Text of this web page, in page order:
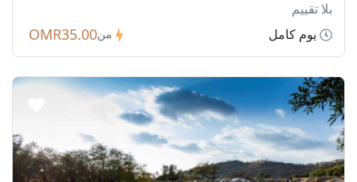
بلا تقييم
يوم كامل
منOMR35.00